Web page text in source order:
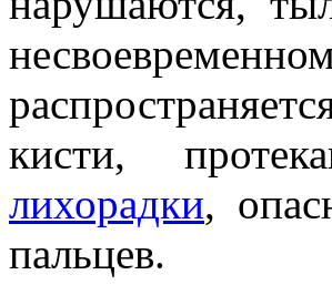
кисти,
лихорадки,
пальцев.